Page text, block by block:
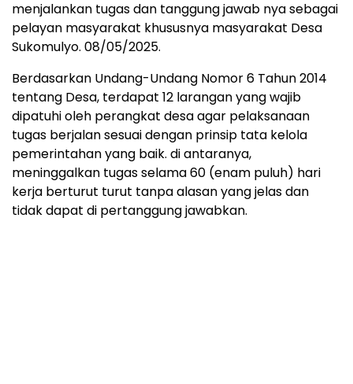
menjalankan tugas dan tanggung jawab nya sebagai
pelayan masyarakat khususnya masyarakat Desa
Sukomulyo. 08/05/2025.
Berdasarkan Undang-Undang Nomor 6 Tahun 2014
tentang Desa, terdapat 12 larangan yang wajib
dipatuhi oleh perangkat desa agar pelaksanaan
tugas berjalan sesuai dengan prinsip tata kelola
pemerintahan yang baik. di antaranya,
meninggalkan tugas selama 60 (enam puluh) hari
kerja berturut turut tanpa alasan yang jelas dan
tidak dapat di pertanggung jawabkan.